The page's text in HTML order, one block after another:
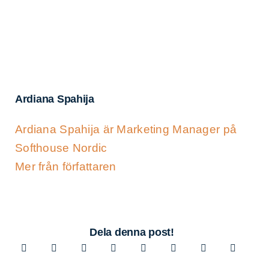
Ardiana Spahija
Ardiana Spahija är Marketing Manager på
Softhouse Nordic
Mer från författaren
Dela denna post!